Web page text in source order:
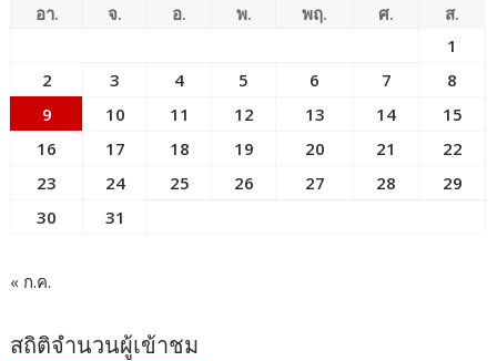
อา. จ. อ. พ. พฤ. ศ.
ส.
1
2
3 4 5 6 7
8
9
10 11 12 13 14
15
16
17 18 19 20 21
22
23
24 25 26 27 28
29
30
31
« ก.ค.
สถิติจำนวนผู้เข้าชม